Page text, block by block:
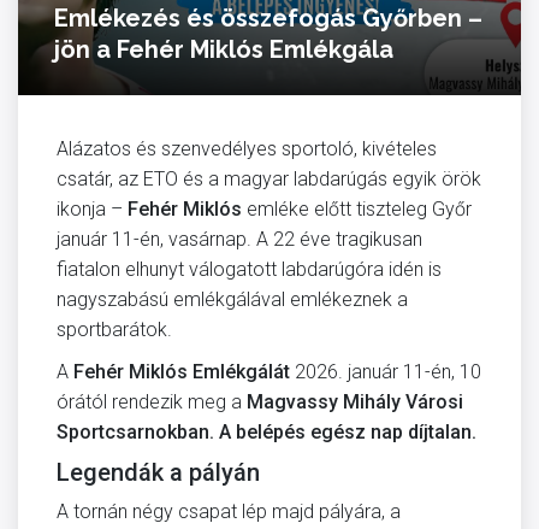
Emlékezés és összefogás Győrben –
jön a Fehér Miklós Emlékgála
Alázatos és szenvedélyes sportoló, kivételes
csatár, az ETO és a magyar labdarúgás egyik örök
ikonja – Fehér Miklós emléke előtt tiszteleg Győr
január 11-én, vasárnap. A 22 éve tragikusan
fiatalon elhunyt válogatott labdarúgóra idén is
nagyszabású emlékgálával emlékeznek a
sportbarátok.
A Fehér Miklós Emlékgálát 2026. január 11-én, 10
órától rendezik meg a Magvassy Mihály Városi
Sportcsarnokban. A belépés egész nap díjtalan.
Legendák a pályán
A tornán négy csapat lép majd pályára, a